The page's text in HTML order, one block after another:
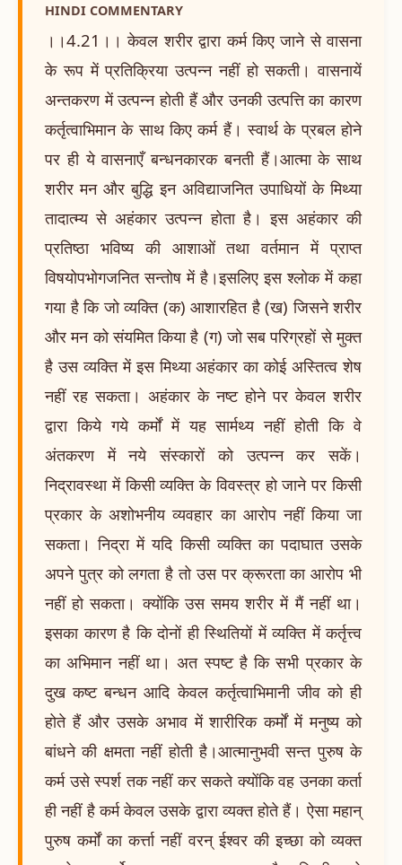
HINDI COMMENTARY
।।4.21।। केवल शरीर द्वारा कर्म किए जाने से वासना
के रूप में प्रतिक्रिया उत्पन्न नहीं हो सकती। वासनायें
अन्तकरण में उत्पन्न होती हैं और उनकी उत्पत्ति का कारण
कर्तृत्वाभिमान के साथ किए कर्म हैं। स्वार्थ के प्रबल होने
पर ही ये वासनाएँ बन्धनकारक बनती हैं।आत्मा के साथ
शरीर मन और बुद्धि इन अविद्याजनित उपाधियों के मिथ्या
तादात्म्य से अहंकार उत्पन्न होता है। इस अहंकार की
प्रतिष्ठा भविष्य की आशाओं तथा वर्तमान में प्राप्त
विषयोपभोगजनित सन्तोष में है।इसलिए इस श्लोक में कहा
गया है कि जो व्यक्ति (क) आशारहित है (ख) जिसने शरीर
और मन को संयमित किया है (ग) जो सब परिग्रहों से मुक्त
है उस व्यक्ति में इस मिथ्या अहंकार का कोई अस्तित्व शेष
नहीं रह सकता। अहंकार के नष्ट होने पर केवल शरीर
द्वारा किये गये कर्मों में यह सार्मथ्य नहीं होती कि वे
अंतकरण में नये संस्कारों को उत्पन्न कर सकें।
निद्रावस्था में किसी व्यक्ति के विवस्त्र हो जाने पर किसी
प्रकार के अशोभनीय व्यवहार का आरोप नहीं किया जा
सकता। निद्रा में यदि किसी व्यक्ति का पदाघात उसके
अपने पुत्र को लगता है तो उस पर क्रूरता का आरोप भी
नहीं हो सकता। क्योंकि उस समय शरीर में मैं नहीं था।
इसका कारण है कि दोनों ही स्थितियों में व्यक्ति में कर्तृत्त्व
का अभिमान नहीं था। अत स्पष्ट है कि सभी प्रकार के
दुख कष्ट बन्धन आदि केवल कर्तृत्वाभिमानी जीव को ही
होते हैं और उसके अभाव में शारीरिक कर्मों में मनुष्य को
बांधने की क्षमता नहीं होती है।आत्मानुभवी सन्त पुरुष के
कर्म उसे स्पर्श तक नहीं कर सकते क्योंकि वह उनका कर्ता
ही नहीं है कर्म केवल उसके द्वारा व्यक्त होते हैं। ऐसा महान्
पुरुष कर्मों का कर्त्ता नहीं वरन् ईश्वर की इच्छा को व्यक्त